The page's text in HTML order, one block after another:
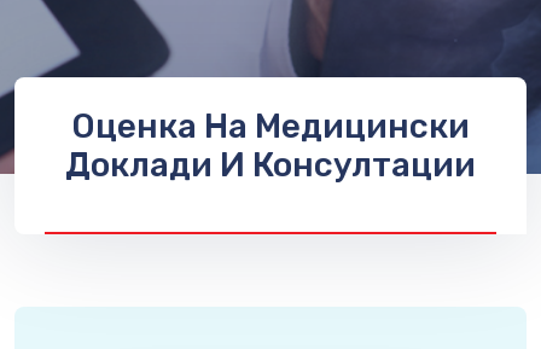
Оценка На Медицински
Доклади И Консултации